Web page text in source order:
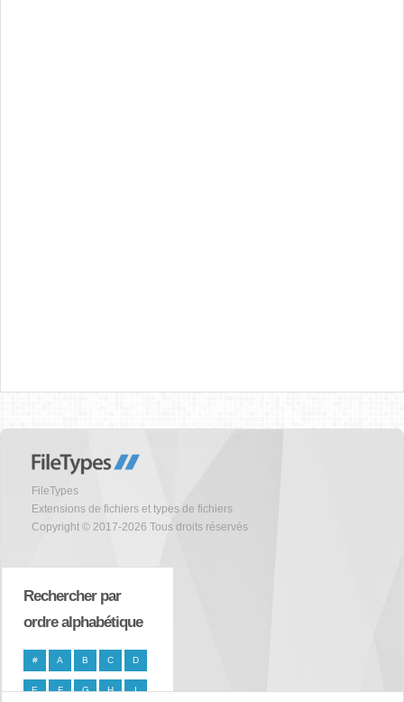
FileTypes
Extensions de fichiers et types de fichiers
Copyright © 2017-2026 Tous droits réservés
Rechercher par
ordre alphabétique
# A B C D
E F G H I